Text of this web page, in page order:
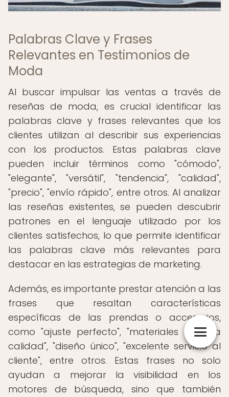
Palabras Clave y Frases
Relevantes en Testimonios de
Moda
Al buscar impulsar las ventas a través de
reseñas de moda, es crucial identificar las
palabras clave y frases relevantes que los
clientes utilizan al describir sus experiencias
con los productos. Estas palabras clave
pueden incluir términos como "cómodo",
"elegante", "versátil", "tendencia", "calidad",
"precio", "envío rápido", entre otros. Al analizar
las reseñas existentes, se pueden descubrir
patrones en el lenguaje utilizado por los
clientes satisfechos, lo que permite identificar
las palabras clave más relevantes para
destacar en las estrategias de marketing.
Además, es importante prestar atención a las
frases que resaltan características
específicas de las prendas o accesorios,
como "ajuste perfecto", "materiales de alta
calidad", "diseño único", "excelente servicio al
cliente", entre otros. Estas frases no solo
ayudan a mejorar la visibilidad en los
motores de búsqueda, sino que también